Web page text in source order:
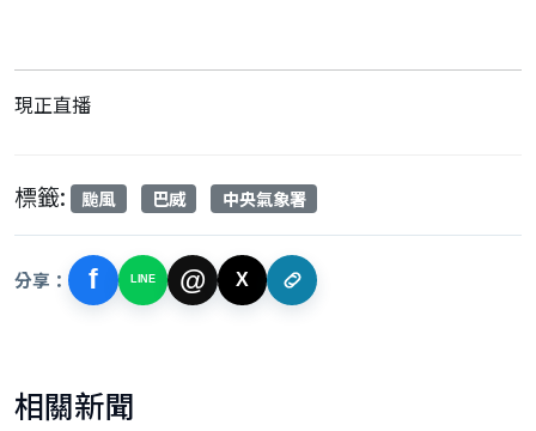
現正直播
標籤: 颱風 巴威 中央氣象署
分享： f LINE @ X
相關新聞